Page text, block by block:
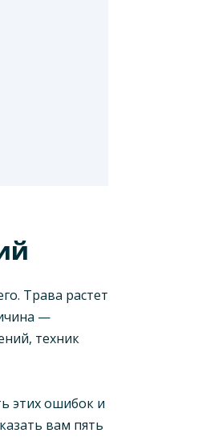
Трава растет
—
техник
этих ошибок и
вам пять